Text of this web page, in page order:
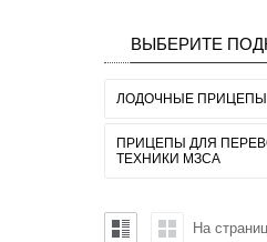
ВЫБЕРИТЕ
ЛОДОЧНЫЕ ПРИЦЕПЫ
ПРИЦЕПЫ ДЛЯ
ТЕХНИКИ МЗСА
На